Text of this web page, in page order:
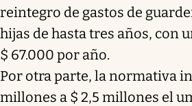
reintegro de gastos de
hijas de hasta tres años, con
$ 67.000 por año.
Por otra parte, la normativa
millones a $ 2,5 millones el